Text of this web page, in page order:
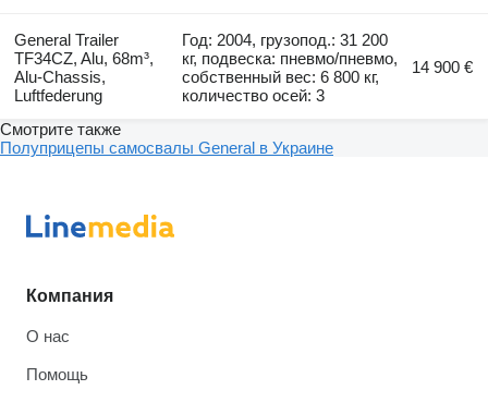
General Trailer
TF34CZ, Alu, 68m³,
Alu-Chassis,
Luftfederung
Год: 2004, грузопод.: 31 200
кг, подвеска: пневмо/пневмо,
собственный вес: 6 800 кг,
количество осей: 3
14 900 €
Смотрите также
Полуприцепы самосвалы General в Украине
Компания
О нас
Помощь